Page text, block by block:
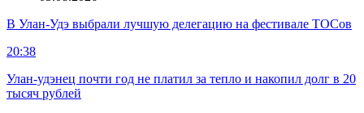
В Улан-Удэ выбрали лучшую делегацию на фестивале ТОСов
20:38
Улан-удэнец почти год не платил за тепло и накопил долг в 20
тысяч рублей